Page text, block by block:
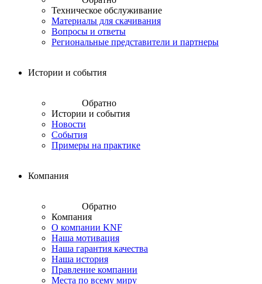
Техническое обслуживание
Материалы для скачивания
Вопросы и ответы
Региональные представители и партнеры
Истории и события
Обратно
Истории и события
Новости
События
Примеры на практике
Компания
Обратно
Компания
О компании KNF
Наша мотивация
Наша гарантия качества
Наша история
Правление компании
Места по всему миру